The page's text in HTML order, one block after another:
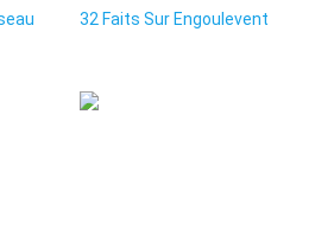
32 Faits Sur Engoulevent